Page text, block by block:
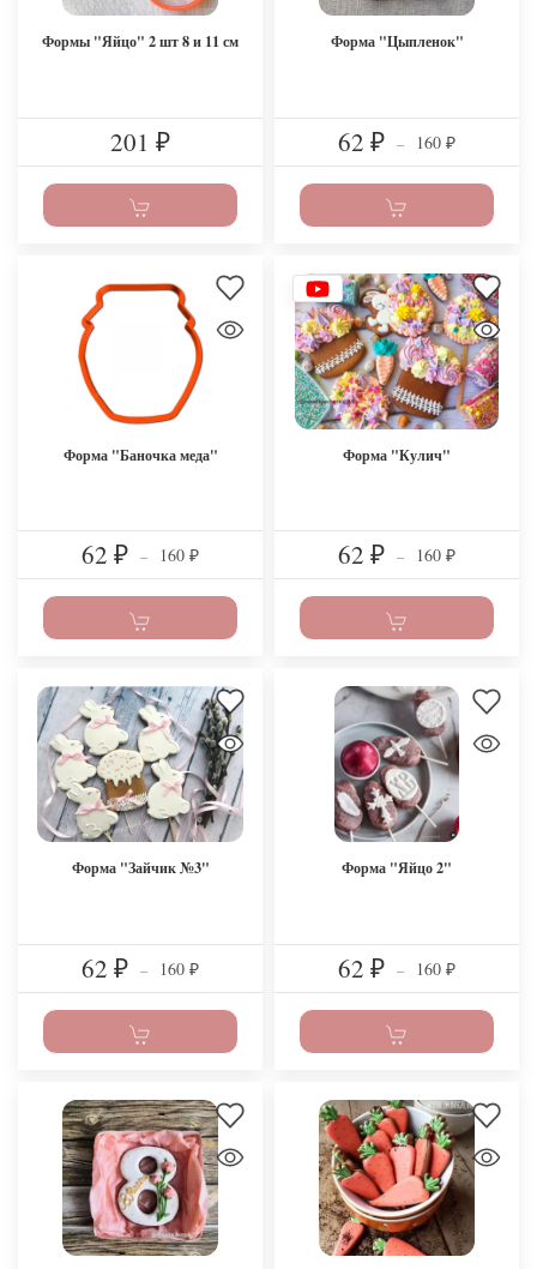
Формы "Яйцо" 2 шт 8 и 11 см
201 ₽
Форма "Цыпленок"
62 ₽ – 160 ₽
Форма "Баночка меда"
62 ₽ – 160 ₽
Форма "Кулич"
62 ₽ – 160 ₽
Форма "Зайчик №3"
62 ₽ – 160 ₽
Форма "Яйцо 2"
62 ₽ – 160 ₽